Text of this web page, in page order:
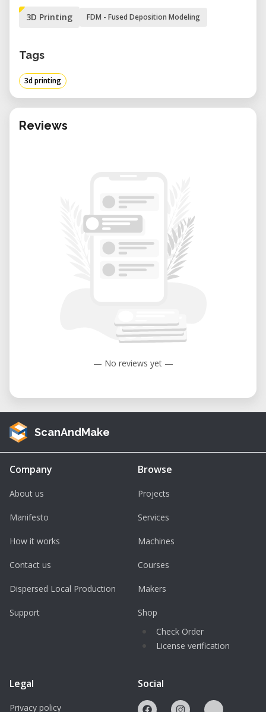
3D Printing FDM - Fused Deposition Modeling
Tags
3d printing
Reviews
— No reviews yet —
ScanAndMake
Company
About us
Manifesto
How it works
Contact us
Dispersed Local Production
Support
Browse
Projects
Services
Machines
Courses
Makers
Shop
Check Order
License verification
Legal
Privacy policy
Social